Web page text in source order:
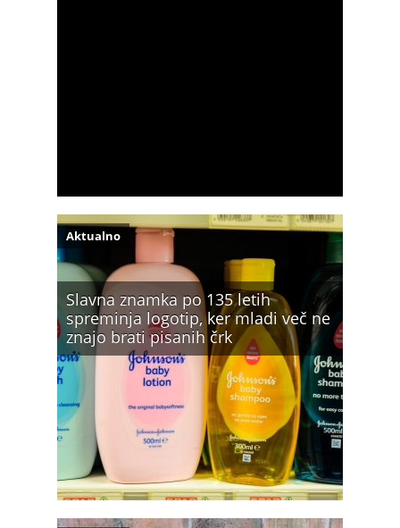
Slavna znamka po 135 letih
spreminja logotip, ker mladi več ne
znajo brati pisanih črk
Aktualno